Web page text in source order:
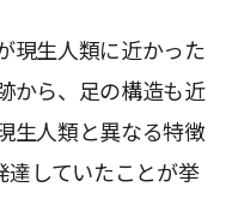
現生人類に近かった
から、足の構造も近
生人類と異なる特徴
達していたことが挙